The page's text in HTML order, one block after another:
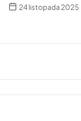
24 listopada 2025